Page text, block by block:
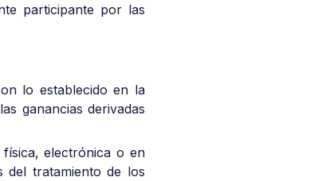
participante por las
lo establecido en la
ganancias derivadas
electrónica o en
tratamiento de los